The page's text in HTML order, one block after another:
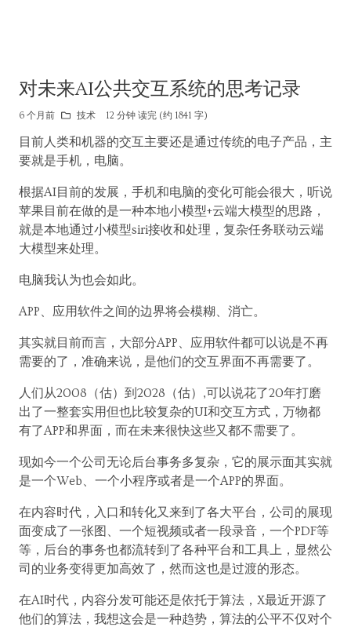
对未来AI公共交互系统的思考记录
6 个月前 技术 12 分钟 读完 (约 1841 字)
目前人类和机器的交互主要还是通过传统的电子产品，主
要就是手机，电脑。
根据AI目前的发展，手机和电脑的变化可能会很大，听说
苹果目前在做的是一种本地小模型+云端大模型的思路，
就是本地通过小模型siri接收和处理，复杂任务联动云端
大模型来处理。
电脑我认为也会如此。
APP、应用软件之间的边界将会模糊、消亡。
其实就目前而言，大部分APP、应用软件都可以说是不再
需要的了，准确来说，是他们的交互界面不再需要了。
人们从2008（估）到2028（估）,可以说花了20年打磨
出了一整套实用但也比较复杂的UI和交互方式，万物都
有了APP和界面，而在未来很快这些又都不需要了。
现如今一个公司无论后台事务多复杂，它的展示面其实就
是一个Web、一个小程序或者是一个APP的界面。
在内容时代，入口和转化又来到了各大平台，公司的展现
面变成了一张图、一个短视频或者一段录音，一个PDF等
等，后台的事务也都流转到了各种平台和工具上，显然公
司的业务变得更加高效了，然而这也是过渡的形态。
在AI时代，内容分发可能还是依托于算法，X最近开源了
他们的算法，我想这会是一种趋势，算法的公平不仅对个